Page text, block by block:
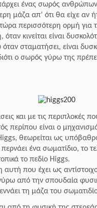
ένας σωρός
μάζα απ’ ότι θα είχε αν
τώρα περισσότερη ορμή για
κινείται είναι
σταματήσει, είναι
ο σωρός γύρω της
και με τις περιπλοκές
περίπου είναι ο
θεωρείται ως
ένα σωματίδιο, το
το πεδίο Higgs.
που έχει ως
από την σπουδαία
τη μάζα του